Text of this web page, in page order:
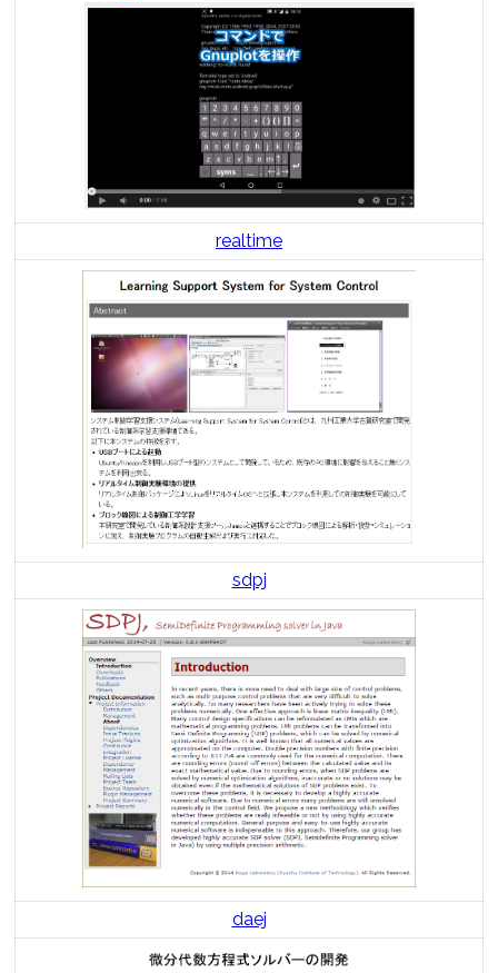
realtime
sdpj
daej